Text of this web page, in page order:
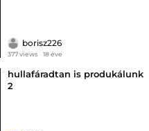
borisz226
377 views 18 éve
hullafáradtan is produkálunk
2